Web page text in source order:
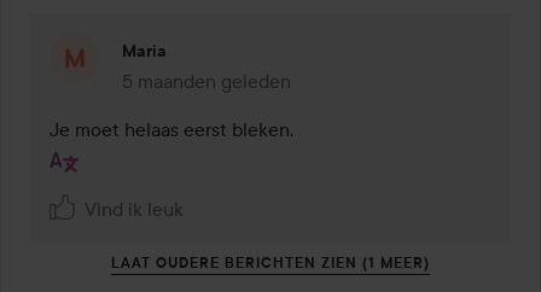
Maria
5 maanden geleden
Reactie geladen 5 maanden geleden
Je moet helaas eerst bleken.
Vind ik leuk
LAAT OUDERE BERICHTEN ZIEN (1 MEER)